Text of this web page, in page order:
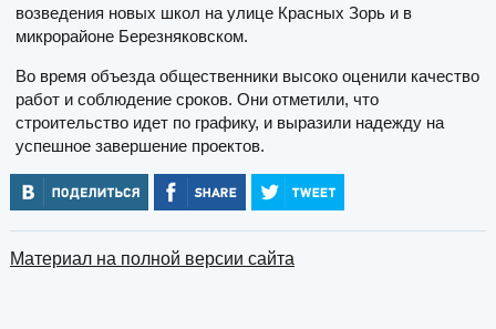
возведения новых школ на улице Красных Зорь и в
микрорайоне Березняковском.
Во время объезда общественники высоко оценили качество
работ и соблюдение сроков. Они отметили, что
строительство идет по графику, и выразили надежду на
успешное завершение проектов.
Материал на полной версии сайта